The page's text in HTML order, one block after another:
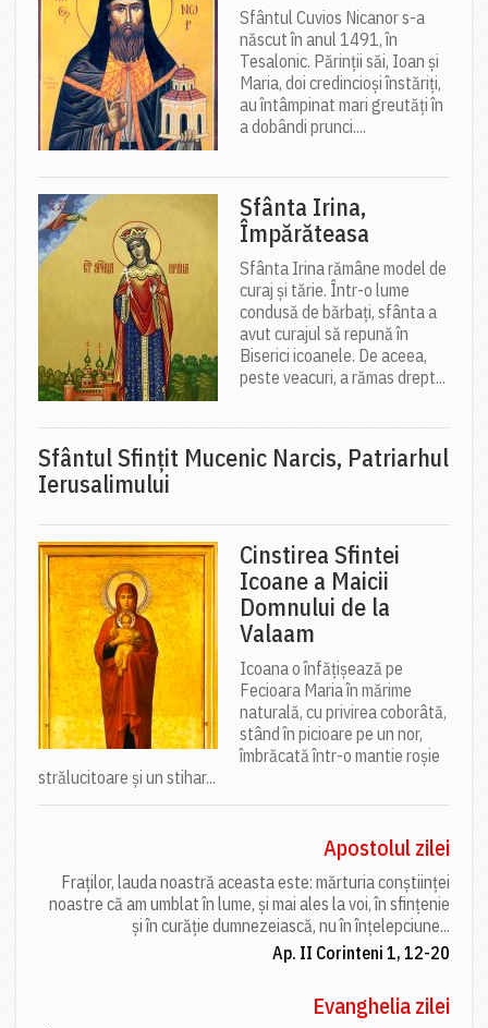
Sfântul Cuvios Nicanor s-a
născut în anul 1491, în
Tesalonic. Părinții săi, Ioan și
Maria, doi credincioși înstăriți,
au întâmpinat mari greutăți în
a dobândi prunci....
Sfânta Irina,
Împărăteasa
Sfânta Irina rămâne model de
curaj și tărie. Într-o lume
condusă de bărbați, sfânta a
avut curajul să repună în
Biserici icoanele. De aceea,
peste veacuri, a rămas drept...
Sfântul Sfinţit Mucenic Narcis, Patriarhul
Ierusalimului
Cinstirea Sfintei
Icoane a Maicii
Domnului de la
Valaam
Icoana o înfățișează pe
Fecioara Maria în mărime
naturală, cu privirea coborâtă,
stând în picioare pe un nor,
îmbrăcată într-o mantie roșie
strălucitoare și un stihar...
Apostolul zilei
Fraților, lauda noastră aceasta este: mărturia conștiinței
noastre că am umblat în lume, și mai ales la voi, în sfințenie
și în curăție dumnezeiască, nu în înțelepciune...
Ap. II Corinteni 1, 12-20
Evanghelia zilei